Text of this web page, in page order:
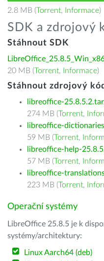
2.8 MB (Torrent, Informace)
SDK a zdrojový
Stáhnout SDK
20 MB (Torrent, Informace)
Stáhnout zdrojový
libreoffice-
274 MB (Torrent,
libreoffice-
59 MB (Torrent,
libreoffice-help-
57 MB (Torrent,
libreoffice-
223 MB (Torrent,
Operační systémy
LibreOffice 25.8.5 je k
systémy/architektury:
Linux Aarch64 (deb)